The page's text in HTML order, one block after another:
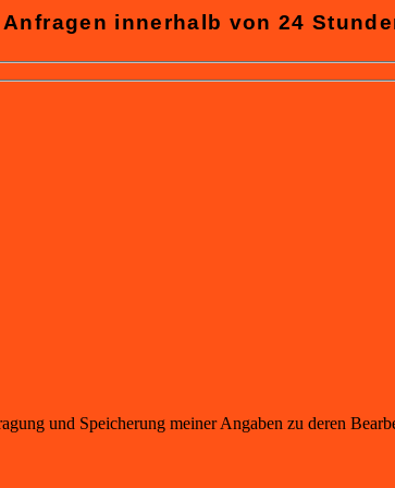
innerhalb von 24
und Speicherung meiner Angaben zu deren